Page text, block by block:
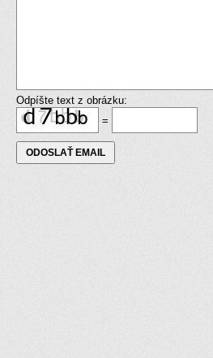
Odpíšte text z obrázku:
=